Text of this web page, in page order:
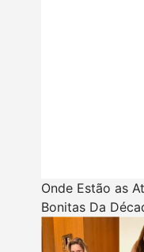
Onde Estão as
Bonitas Da